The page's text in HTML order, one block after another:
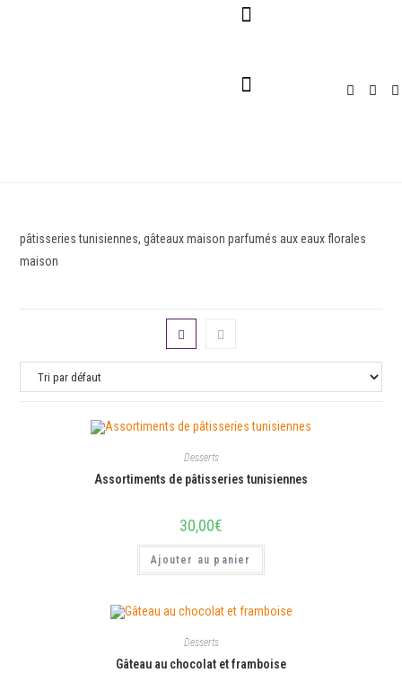
pâtisseries tunisiennes, gâteaux maison parfumés aux eaux florales
maison
Desserts
Assortiments de pâtisseries tunisiennes
30,00€
Ajouter au panier
Desserts
Gâteau au chocolat et framboise